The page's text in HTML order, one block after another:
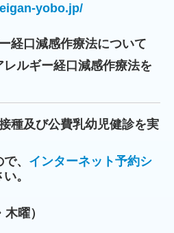
yobo.jp/
経口減感作療法について
ルギー経口減感作療法を
種及び公費乳幼児健診を実
、 インターネット予約シ
。
曜）